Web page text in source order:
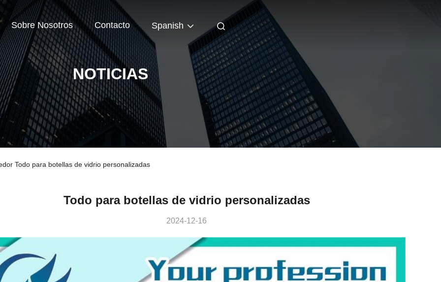
Sobre Nosotros Contacto Spanish
NOTICIAS
Todo para botellas de vidrio personalizadas
Todo para botellas de vidrio personalizadas
2024-12-16